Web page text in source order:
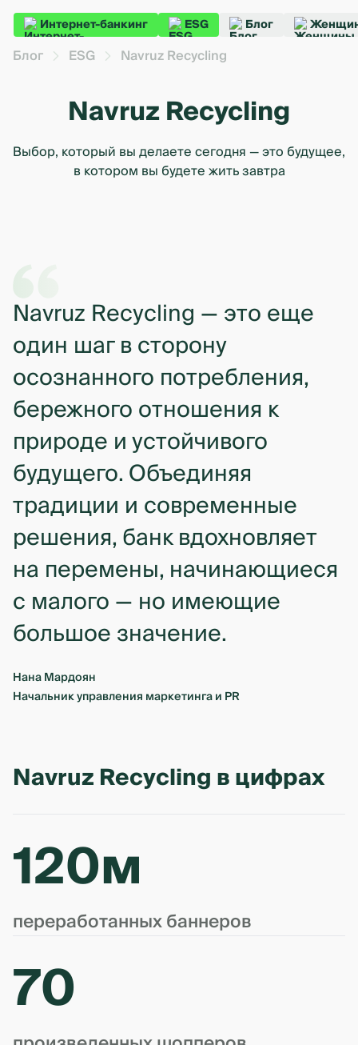
Интернет-банкинг ESG Блог
Блог ESG Navruz Recycling
Navruz Recycling
Выбор, который вы делаете сегодня — это будущее,
в котором вы будете жить завтра
Navruz Recycling — это еще
один шаг в сторону
осознанного потребления,
бережного отношения к
природе и устойчивого
будущего. Объединяя
традиции и современные
решения, банк вдохновляет
на перемены, начинающиеся
с малого — но имеющие
большое значение.
Нана Мардоян
Начальник управления маркетинга и PR
Navruz Recycling в цифрах
120м
переработанных баннеров
70